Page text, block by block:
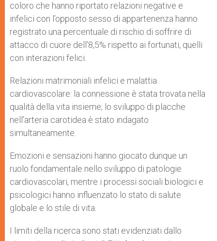
coloro che hanno riportato relazioni negative e
infelici con l’opposto sesso di appartenenza hanno
registrato una percentuale di rischio di soffrire di
attacco di cuore dell’8,5% rispetto ai fortunati, quelli
con interazioni felici.
Relazioni matrimoniali infelici e malattia
cardiovascolare: la connessione è stata trovata nella
qualità della vita insieme; lo sviluppo di placche
nell’arteria carotidea è stato indagato
simultaneamente.
Emozioni e sensazioni hanno giocato dunque un
ruolo fondamentale nello sviluppo di patologie
cardiovascolari, mentre i processi sociali biologici e
psicologici hanno influenzato lo stato di salute
globale e lo stile di vita.
I limiti della ricerca sono stati evidenziati dallo